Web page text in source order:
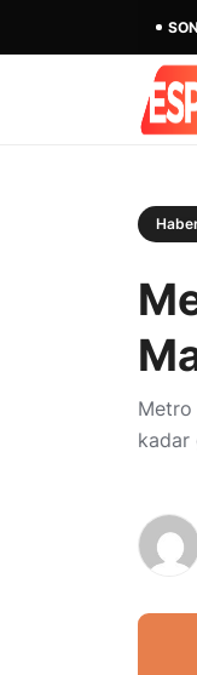
Metro
kadar